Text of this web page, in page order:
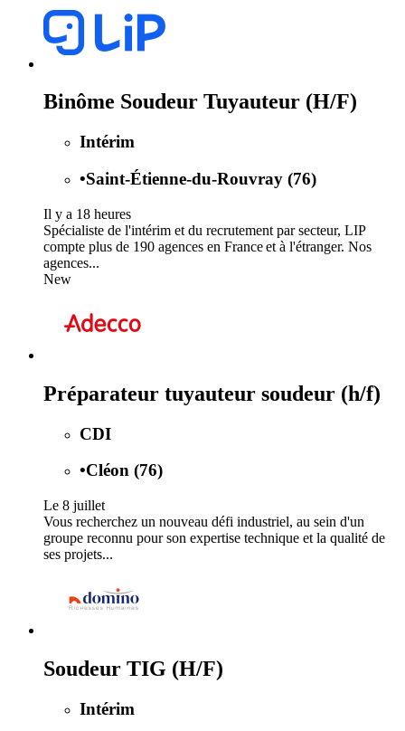
Binôme Soudeur Tuyauteur (H/F)
Intérim
•Saint-Étienne-du-Rouvray (76)
Il y a 18 heures
Spécialiste de l'intérim et du recrutement par secteur, LIP
compte plus de 190 agences en France et à l'étranger. Nos
agences...
New
Préparateur tuyauteur soudeur (h/f)
CDI
•Cléon (76)
Le 8 juillet
Vous recherchez un nouveau défi industriel, au sein d'un
groupe reconnu pour son expertise technique et la qualité de
ses projets...
Soudeur TIG (H/F)
Intérim